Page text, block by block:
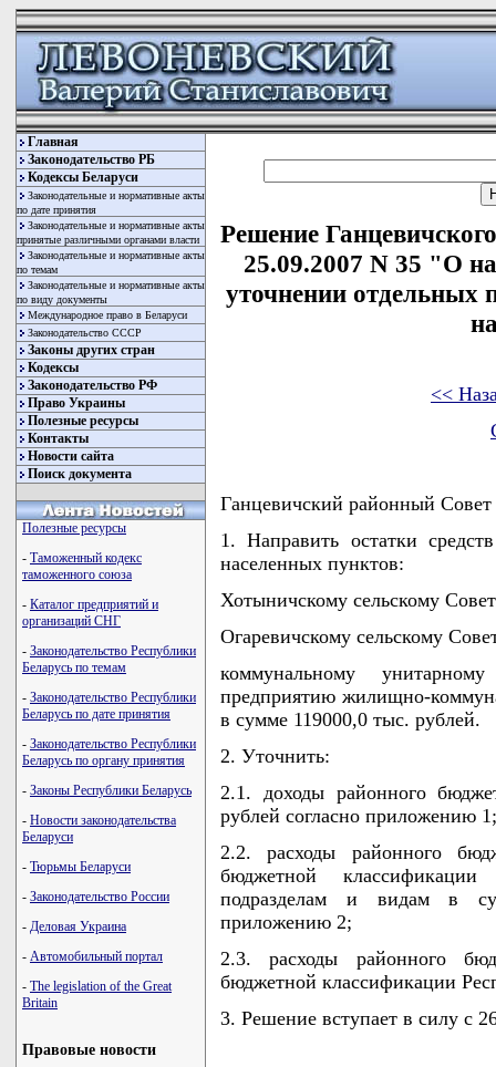
Главная
Законодательство РБ
Кодексы Беларуси
Законодательные и нормативные акты
по дате принятия
Законодательные и нормативные акты
принятые различными органами власти
Законодательные и нормативные акты
по темам
Законодательные и нормативные акты
по виду документы
Международное право в Беларуси
Законодательство СССР
Законы других стран
Кодексы
Законодательство РФ
Право Украины
Полезные ресурсы
Контакты
Новости сайта
Поиск документа
Полезные ресурсы
- Таможенный кодекс
таможенного союза
- Каталог предприятий и
организаций СНГ
- Законодательство Республики
Беларусь по темам
- Законодательство Республики
Беларусь по дате принятия
- Законодательство Республики
Беларусь по органу принятия
- Законы Республики Беларусь
- Новости законодательства
Беларуси
- Тюрьмы Беларуси
- Законодательство России
- Деловая Украина
- Автомобильный портал
- The legislation of the Great
Britain
Правовые новости
Решение
25.09.2007 N 35 "О
уточнении отдельных
<<
Ганцевичский районный
1. Направить остатки
населенных пунктов:
Хотыничскому сельскому
Огаревичскому сельскому
коммунальному унитарному
предприятию жилищно-
в сумме 119000,0 тыс. рублей.
2. Уточнить:
2.1. доходы районного
рублей согласно приложению 1;
2.2. расходы районного
бюджетной
подразделам и видам в
приложению 2;
2.3. расходы районного
бюджетной классификации
3. Решение вступает в силу с